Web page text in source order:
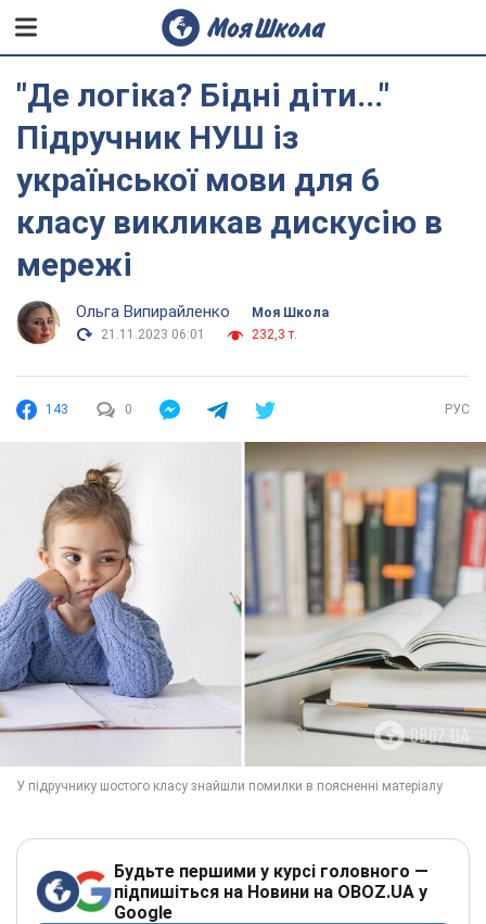
"Де логіка? Бідні діти..."
Підручник НУШ із
української мови для 6
класу викликав дискусію в
мережі
Ольга Випирайленко
Моя Школа
21.11.2023 06:01
232,3 т.
143 0 РУС
Будьте першими у курсі головного —
підпишіться на Новини на OBOZ.UA у
Google